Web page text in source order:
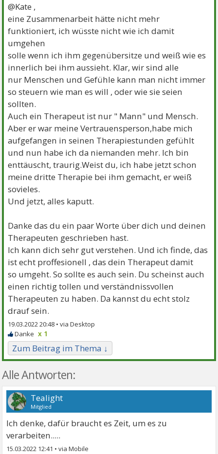
@Kate ,
eine Zusammenarbeit hätte nicht mehr
funktioniert, ich wüsste nicht wie ich damit
umgehen
solle wenn ich ihm gegenübersitze und weiß wie es
innerlich bei ihm aussieht. Klar, wir sind alle
nur Menschen und Gefühle kann man nicht immer
so steuern wie man es will , oder wie sie seien
sollten.
Auch ein Therapeut ist nur " Mann" und Mensch.
Aber er war meine Vertrauensperson,habe mich
aufgefangen in seinen Therapiestunden gefühlt
und nun habe ich da niemanden mehr. Ich bin
enttäuscht, traurig.Weist du, ich habe jetzt schon
meine dritte Therapie bei ihm gemacht, er weiß
sovieles.
Und jetzt, alles kaputt.
Danke das du ein paar Worte über dich und deinen
Therapeuten geschrieben hast.
Ich kann dich sehr gut verstehen. Und ich finde, das
ist echt proffesionell , das dein Therapeut damit
so umgeht. So sollte es auch sein. Du scheinst auch
einen richtig tollen und verständnissvollen
Therapeuten zu haben. Da kannst du echt stolz
drauf sein.
19.03.2022 20:48 •
x 1
Zum Beitrag im Thema ↓
Alle Antworten:
Tealight
Mitglied
Ich denke, dafür braucht es Zeit, um es zu
verarbeiten.....
15.03.2022 12:41 •